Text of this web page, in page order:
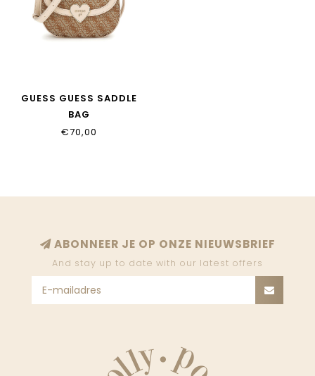
GUESS GUESS SADDLE
BAG
J4YZ06_WFV20_P13W
€70,00
ABONNEER JE OP ONZE NIEUWSBRIEF
And stay up to date with our latest offers